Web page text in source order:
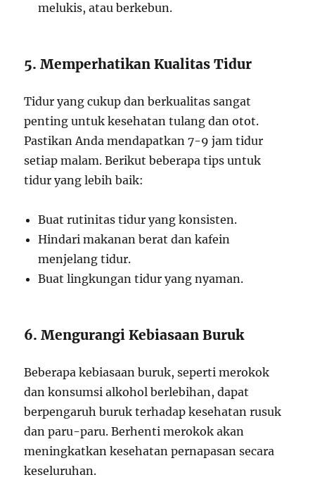
melukis, atau berkebun.
5. Memperhatikan Kualitas Tidur
Tidur yang cukup dan berkualitas sangat
penting untuk kesehatan tulang dan otot.
Pastikan Anda mendapatkan 7-9 jam tidur
setiap malam. Berikut beberapa tips untuk
tidur yang lebih baik:
Buat rutinitas tidur yang konsisten.
Hindari makanan berat dan kafein
menjelang tidur.
Buat lingkungan tidur yang nyaman.
6. Mengurangi Kebiasaan Buruk
Beberapa kebiasaan buruk, seperti merokok
dan konsumsi alkohol berlebihan, dapat
berpengaruh buruk terhadap kesehatan rusuk
dan paru-paru. Berhenti merokok akan
meningkatkan kesehatan pernapasan secara
keseluruhan.